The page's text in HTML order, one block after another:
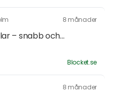
8 månader
– snabb och...
Blocket.se
8 månader